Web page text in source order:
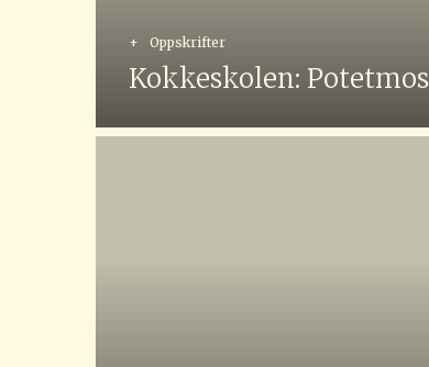
+ Oppskrifter
Kokkeskolen: Potetmos